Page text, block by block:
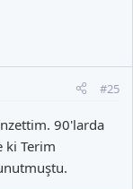
#25
90'larda
ki Terim